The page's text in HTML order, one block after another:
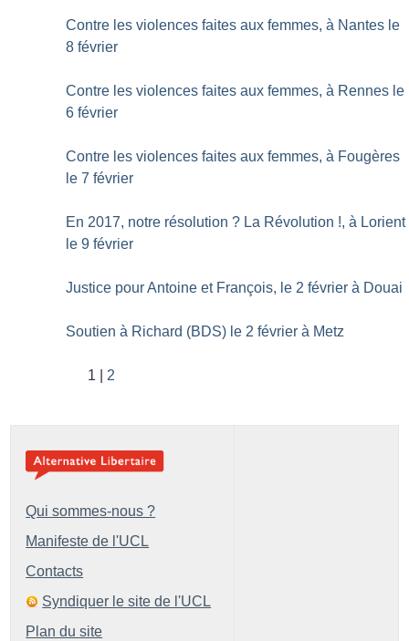
Contre les violences faites aux femmes, à Nantes le
8 février
Contre les violences faites aux femmes, à Rennes le
6 février
Contre les violences faites aux femmes, à Fougères
le 7 février
En 2017, notre résolution ? La Révolution !, à Lorient
le 9 février
Justice pour Antoine et François, le 2 février à Douai
Soutien à Richard (BDS) le 2 février à Metz
1 2
Qui sommes-nous ?
Manifeste de l'UCL
Contacts
Syndiquer le site de l'UCL
Plan du site